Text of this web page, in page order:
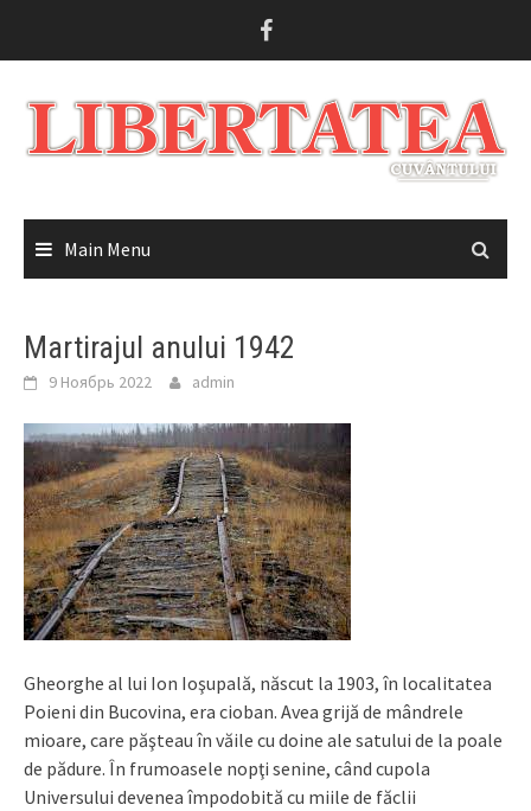
Main Menu
Martirajul anului 1942
9 Ноябрь 2022 admin
Gheorghe al lui Ion Ioşupală, născut la 1903, în localitatea
Poieni din Bucovina, era cioban. Avea grijă de mândrele
mioare, care păşteau în văile cu doine ale satului de la poale
de pădure. În frumoasele nopţi senine, când cupola
Universului devenea împodobită cu miile de făclii